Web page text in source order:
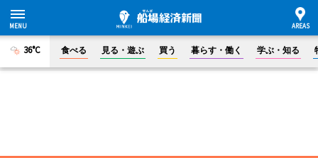
36°C 食べる 見る・遊ぶ 買う 暮らす・働く 学ぶ・知る